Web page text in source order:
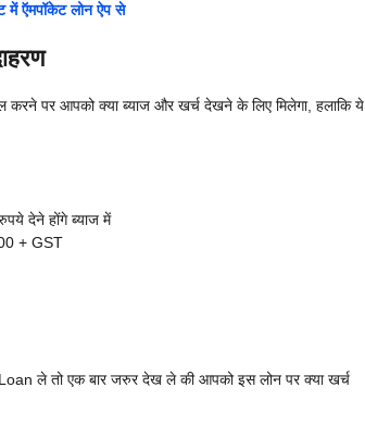
ऍमपॉकेट लोन ऐप से
पर आपको क्या ब्याज और खर्च देखने के लिए मिलेगा, हलाकि ये
देने होंगे ब्याज में
+ GST
ले तो एक बार जरुर देख ले की आपको इस लोन पर क्या खर्च